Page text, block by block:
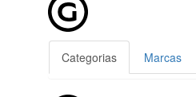
Categorias Marcas